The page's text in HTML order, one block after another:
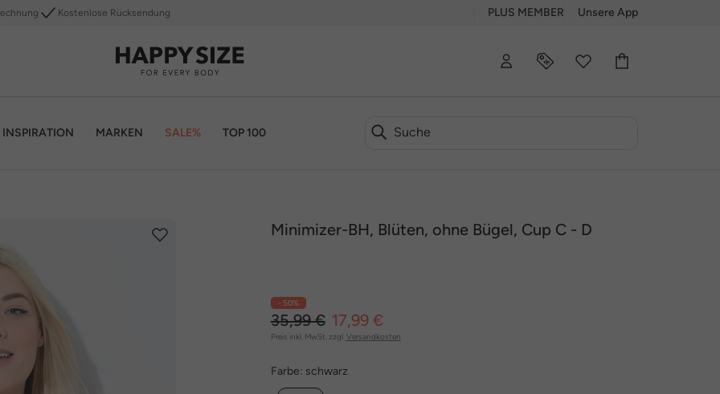
Kostenlose Rücksendung PLUS MEMBER Unsere App
INSPIRATION MARKEN SALE% TOP 100
Minimizer-BH, Blüten, ohne Bügel, Cup C - D
- 50%
35,99 € 17,99 €
Preis inkl. MwSt. zzgl. Versandkosten
Farbe: schwarz